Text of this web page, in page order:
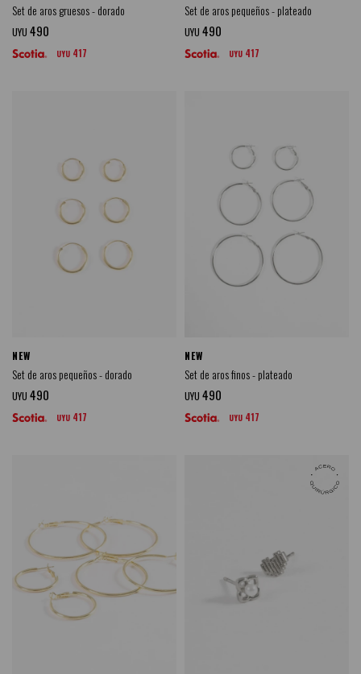
Set de aros gruesos - dorado
UYU 490
UYU 417
Set de aros pequeños - plateado
UYU 490
UYU 417
NEW
Set de aros pequeños - dorado
UYU 490
UYU 417
NEW
Set de aros finos - plateado
UYU 490
UYU 417